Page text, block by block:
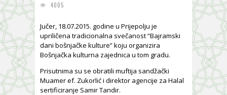
4005
Jučer, 18.07.2015. godine u Prijepolju je
upriličena tradicionalna svečanost “Bajramski
dani bošnjačke kulture” koju organizira
Bošnjačka kulturna zajednica u tom gradu.
Prisutnima su se obratili muftija sandžački
Muamer ef. Zukorlić i direktor agencije za Halal
sertificiranje Samir Tandir.